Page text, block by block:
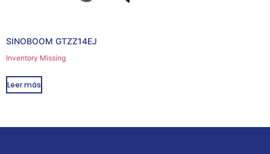
SINOBOOM GTZZ14EJ
Inventory Missing
Leer más